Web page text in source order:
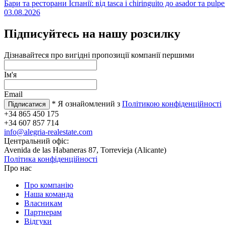
Бари та ресторани Іспанії: від tasca і chiringuito до asador та
03.08.2026
Підписуйтесь на нашу розсилку
Дізнавайтеся про вигідні пропозиції компанії першими
Ім'я
Email
* Я ознайомлений з Політикою конфіденційності
+34 865 450 175
+34 607 857 714
info@alegria-realestate.com
Центральний офіс:
Avenida de las Habaneras 87, Torrevieja (Alicante)
Політика конфіденційності
Про нас
Про компанію
Наша команда
Власникам
Партнерам
Відгуки